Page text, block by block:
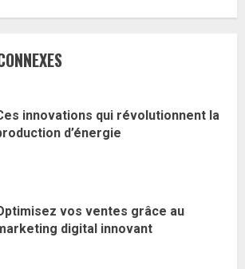
innovations qui révolutionnent la
d’énergie
vos ventes grâce au
digital innovant